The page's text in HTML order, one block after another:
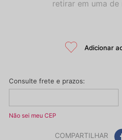
Não sei meu CEP
COMPARTILHAR